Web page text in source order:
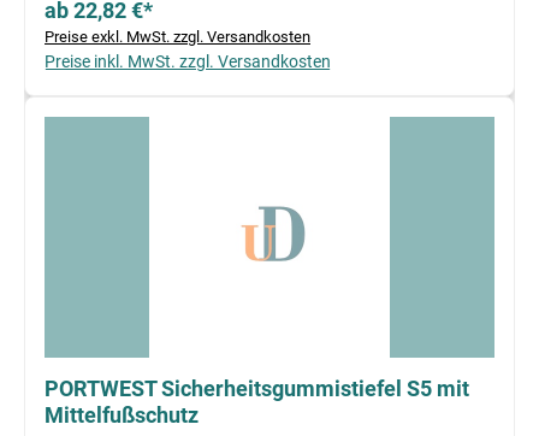
ab 22,82 €*
Preise exkl. MwSt. zzgl. Versandkosten
Preise inkl. MwSt. zzgl. Versandkosten
PORTWEST Sicherheitsgummistiefel S5 mit
Mittelfußschutz